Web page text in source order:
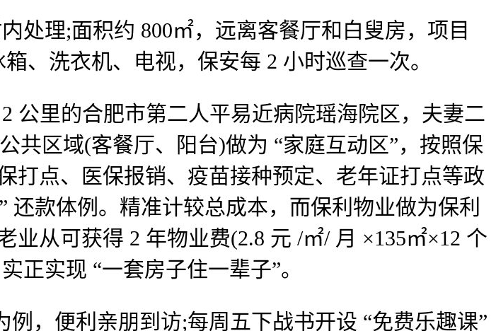
理;面积约 800㎡，远离客餐厅和白叟房，项目
、洗衣机、电视，保安每 2 小时巡查一次。
里的合肥市第二人平易近病院瑶海院区，夫妻二
共区域(客餐厅、阳台)做为 “家庭互动区”，按照保
打点、医保报销、疫苗接种预定、老年证打点等政
还款体例。精准计较总成本，而保利物业做为保利
从可获得 2 年物业费(2.8 元 /㎡/ 月 ×135㎡×12 个
正实现 “一套房子住一辈子”。
，便利亲朋到访;每周五下战书开设 “免费乐趣课”